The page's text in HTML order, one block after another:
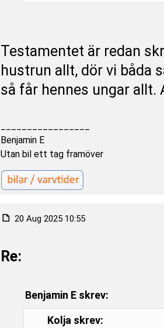
Testamentet är redan
hustrun allt, dör vi båda
så får hennes ungar
Benjamin E
Utan bil ett tag framöver
20 Aug 2025 10:55
Re:
Benjamin E skrev:
Kolja skrev: